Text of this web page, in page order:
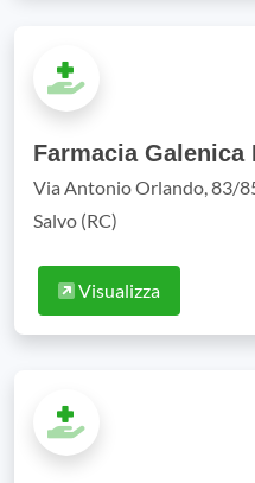
Farmacia Galenica
Via Antonio Orlando, 83/
Salvo (RC)
Visualizza